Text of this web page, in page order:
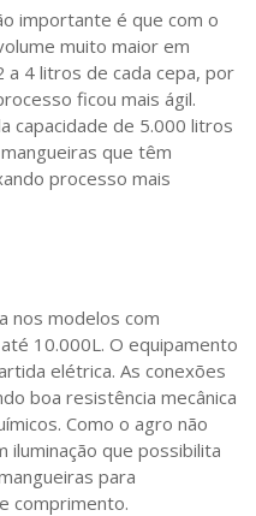
importante é que com o
muito maior em
a 4 litros de cada cepa, por
ficou mais ágil.
capacidade de 5.000 litros
que têm
processo mais
nos modelos com
10.000L. O equipamento
elétrica. As conexões
boa resistência mecânica
Como o agro não
iluminação que possibilita
para
comprimento.